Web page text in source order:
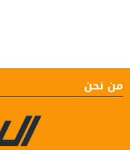
من نحن